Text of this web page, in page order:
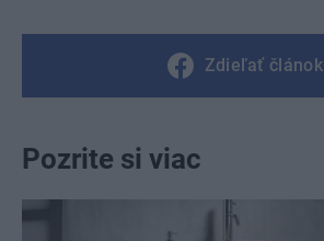
Zdieľať článok
Pozrite si viac